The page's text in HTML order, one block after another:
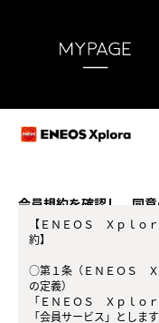
会員規約を確認し、同
【ＥＮＥＯＳ Ｘｐｌｏ
約】
○第１条（ＥＮＥＯＳ Ｘ
の定義）
「ＥＮＥＯＳ Ｘｐｌｏ
「会員サービス」とし